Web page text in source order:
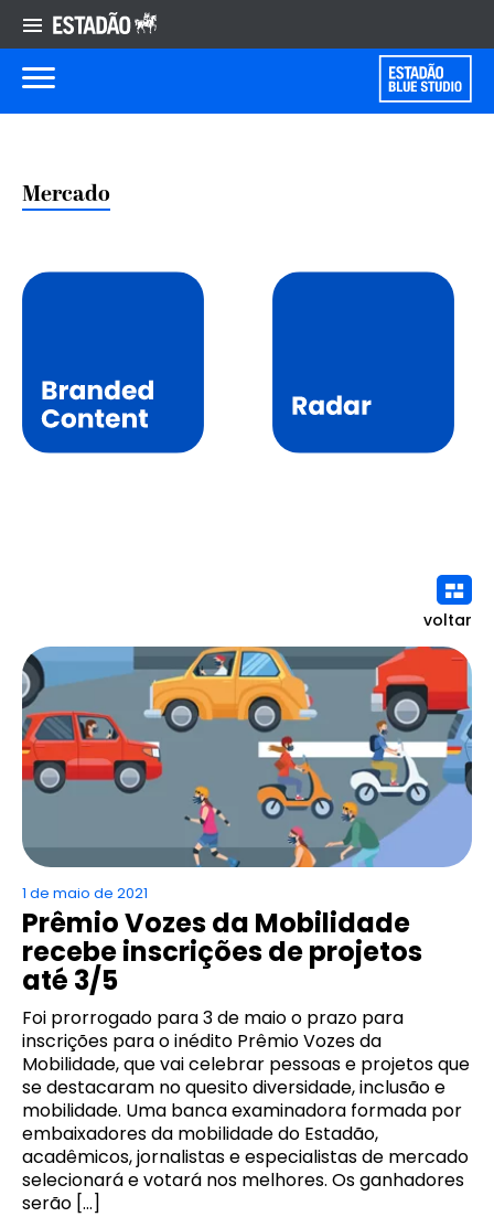
Mercado
voltar
1 de maio de 2021
Prêmio Vozes da Mobilidade
recebe inscrições de projetos
até 3/5
Foi prorrogado para 3 de maio o prazo para
inscrições para o inédito Prêmio Vozes da
Mobilidade, que vai celebrar pessoas e projetos que
se destacaram no quesito diversidade, inclusão e
mobilidade. Uma banca examinadora formada por
embaixadores da mobilidade do Estadão,
acadêmicos, jornalistas e especialistas de mercado
selecionará e votará nos melhores. Os ganhadores
serão […]